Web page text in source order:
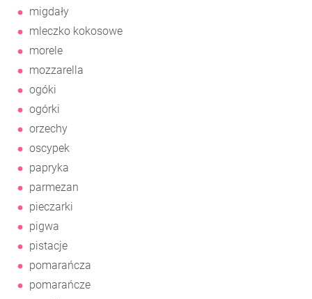
migdały
mleczko kokosowe
morele
mozzarella
ogóki
ogórki
orzechy
oscypek
papryka
parmezan
pieczarki
pigwa
pistacje
pomarańcza
pomarańcze